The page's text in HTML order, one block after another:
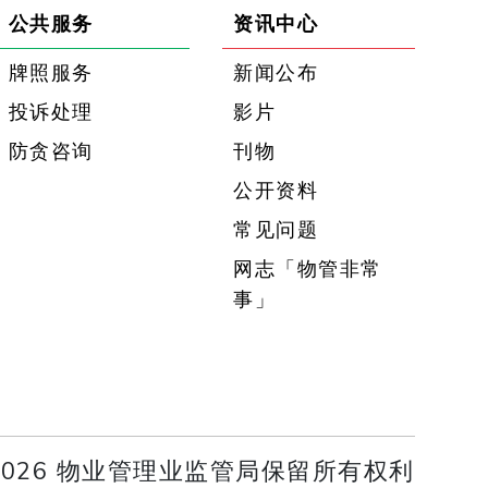
公共服务
牌照服务
投诉处理
防贪咨询
资讯中心
新闻公布
影片
刊物
公开资料
常见问题
网志「物管非常
事」
物业管理业监管局保留所有权利